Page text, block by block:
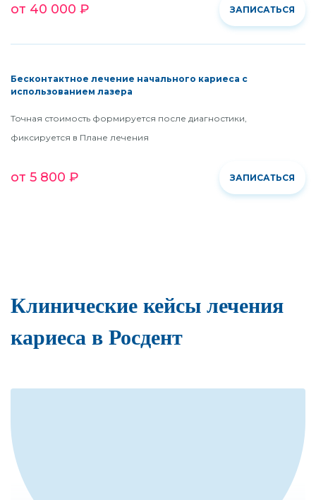
от 40 000 ₽ ЗАПИСАТЬСЯ
Бесконтактное лечение начального кариеса с
использованием лазера
Точная стоимость формируется после диагностики,
фиксируется в Плане лечения
от 5 800 ₽ ЗАПИСАТЬСЯ
Клинические кейсы лечения
кариеса в Росдент